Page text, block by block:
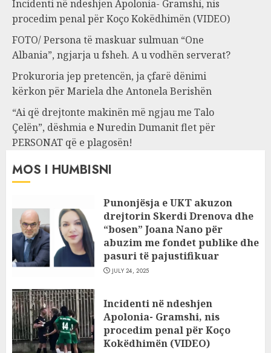
Incidenti në ndeshjen Apolonia- Gramshi, nis
procedim penal për Koço Kokëdhimën (VIDEO)
FOTO/ Persona të maskuar sulmuan “One
Albania”, ngjarja u fsheh. A u vodhën serverat?
Prokuroria jep pretencën, ja çfarë dënimi
kërkon për Mariela dhe Antonela Berishën
“Ai që drejtonte makinën më ngjau me Talo
Çelën”, dëshmia e Nuredin Dumanit flet për
PERSONAT që e plagosën!
MOS I HUMBISNI
Punonjësja e UKT akuzon
drejtorin Skerdi Drenova dhe
“bosen” Joana Nano për
abuzim me fondet publike dhe
pasuri të pajustifikuar
JULY 24, 2025
Incidenti në ndeshjen
Apolonia- Gramshi, nis
procedim penal për Koço
Kokëdhimën (VIDEO)